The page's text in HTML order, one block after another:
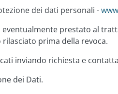
dei dati personali -
prestato al
prima della revoca.
inviando richiesta e
dei Dati.